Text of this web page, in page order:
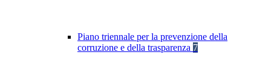
Piano triennale per la prevenzione della
corruzione e della trasparenza 7